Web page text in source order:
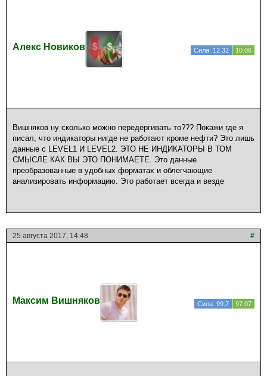
Алекс Новиков Сила: 12.32 10.06
Вишняков ну сколько можно передёргивать то??? Покажи где я
писал, что индикаторы нигде не работают кроме нефти? Это лишь
данные с LEVEL1 И LEVEL2. ЭТО НЕ ИНДИКАТОРЫ В ТОМ
СМЫСЛЕ КАК ВЫ ЭТО ПОНИМАЕТЕ. Это данные
преобразованные в удобных форматах и облегчающие
анализировать информацию. Это работает всегда и везде
25 августа 2017, 14:48 #
Максим Вишняков Сила: 99.7 97.07